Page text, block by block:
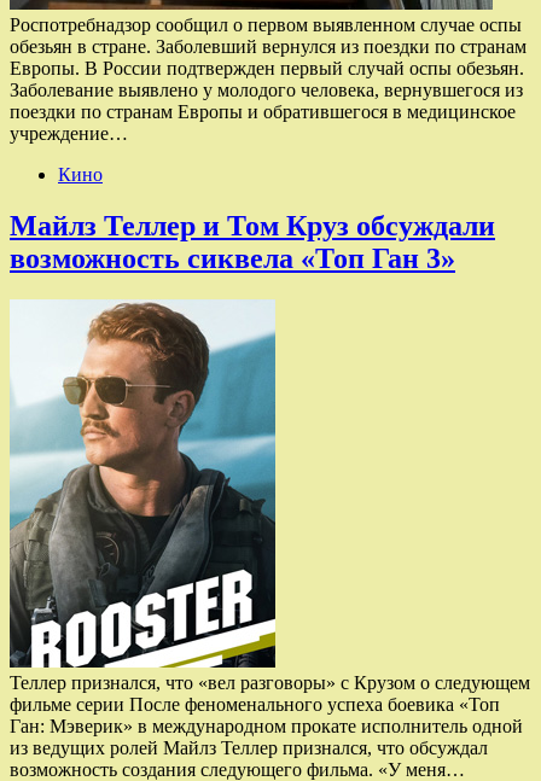
Роспотребнадзор сообщил о первом выявленном случае оспы
обезьян в стране. Заболевший вернулся из поездки по странам
Европы. В России подтвержден первый случай оспы обезьян.
Заболевание выявлено у молодого человека, вернувшегося из
поездки по странам Европы и обратившегося в медицинское
учреждение…
Кино
Майлз Теллер и Том Круз обсуждали
возможность сиквела «Топ Ган 3»
Теллер признался, что «вел разговоры» с Крузом о следующем
фильме серии После феноменального успеха боевика «Топ
Ган: Мэверик» в международном прокате исполнитель одной
из ведущих ролей Майлз Теллер признался, что обсуждал
возможность создания следующего фильма. «У меня…